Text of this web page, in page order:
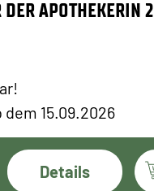
DER APOTHEKERIN 2
15.09.2026
Details